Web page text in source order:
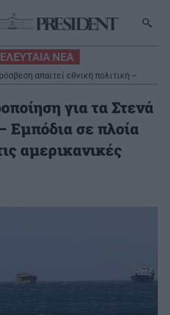
ΝΕΑ
απαιτεί εθνική πολιτική –
της Νέας Δημοκρατίας
για τα Στενά
Εμπόδια σε πλοία
αμερικανικές